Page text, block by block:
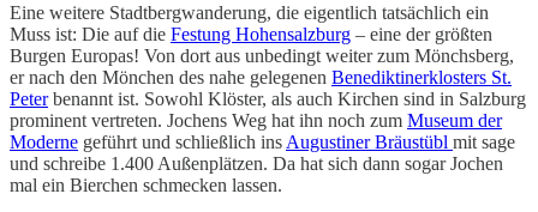
Eine weitere Stadtbergwanderung, die eigentlich tatsächlich ein
Muss ist: Die auf die Festung Hohensalzburg – eine der größten
Burgen Europas! Von dort aus unbedingt weiter zum Mönchsberg,
er nach den Mönchen des nahe gelegenen Benediktinerklosters St.
Peterbenannt ist. Sowohl Klöster, als auch Kirchen sind in Salzburg
prominent vertreten. Jochens Weg hat ihn noch zum Museum der
Moderne geführt und schließlich ins Augustiner Bräustübl mit sage
und schreibe 1.400 Außenplätzen. Da hat sich dann sogar Jochen
mal ein Bierchen schmecken lassen.